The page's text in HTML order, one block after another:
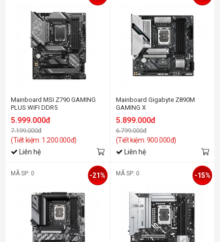
Mainboard MSI Z790 GAMING
PLUS WIFI DDR5
5.999.000đ
7.199.000đ
(Tiết kiệm: 1.200.000đ)
Liên hệ
Mainboard Gigabyte Z890M
GAMING X
5.899.000đ
6.799.000đ
(Tiết kiệm: 900.000đ)
Liên hệ
MÃ SP: 0 -21% MÃ SP: 0 -15%